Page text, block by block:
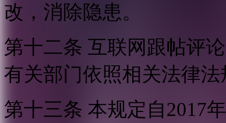
改，消除隐患。
第十二条 互联网跟帖评
有关部门依照相关法律
第十三条 本规定自2017